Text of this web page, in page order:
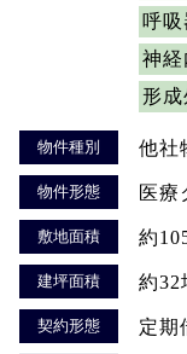
呼
神経
形成
物件種別 他社
物件形態 医療
敷地面積 約
建坪面積 約32
契約形態 定期